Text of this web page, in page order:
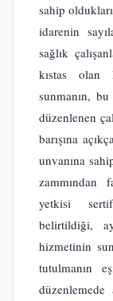
sahip
idarenin
sağlık
kıstas olan
sunmanın,
düzenlenen
barışına
unvanına
zammından
yetkisi
belirtildiği,
hizmetinin
tutulmanın